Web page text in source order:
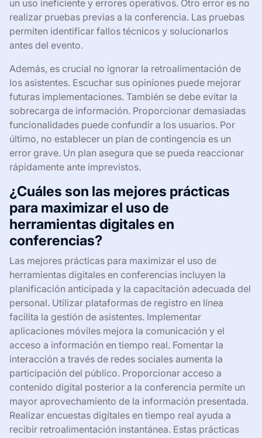
un uso ineficiente y errores operativos. Otro error es no
realizar pruebas previas a la conferencia. Las pruebas
permiten identificar fallos técnicos y solucionarlos
antes del evento.
Además, es crucial no ignorar la retroalimentación de
los asistentes. Escuchar sus opiniones puede mejorar
futuras implementaciones. También se debe evitar la
sobrecarga de información. Proporcionar demasiadas
funcionalidades puede confundir a los usuarios. Por
último, no establecer un plan de contingencia es un
error grave. Un plan asegura que se pueda reaccionar
rápidamente ante imprevistos.
¿Cuáles son las mejores prácticas
para maximizar el uso de
herramientas digitales en
conferencias?
Las mejores prácticas para maximizar el uso de
herramientas digitales en conferencias incluyen la
planificación anticipada y la capacitación adecuada del
personal. Utilizar plataformas de registro en línea
facilita la gestión de asistentes. Implementar
aplicaciones móviles mejora la comunicación y el
acceso a información en tiempo real. Fomentar la
interacción a través de redes sociales aumenta la
participación del público. Proporcionar acceso a
contenido digital posterior a la conferencia permite un
mayor aprovechamiento de la información presentada.
Realizar encuestas digitales en tiempo real ayuda a
recibir retroalimentación instantánea. Estas prácticas